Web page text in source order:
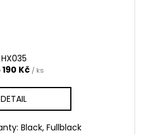
HX035
190 Kč / ks
DETAIL
Black, Fullblack